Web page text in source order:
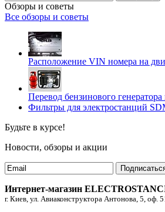
Обзоры и советы
Все обзоры и советы
Расположение VIN номера на
Перевод бензинового генератора
Фильтры для электростанций
Будьте в курсе!
Новости, обзоры и акции
Интернет-магазин
г. Киев, ул. Авиаконструктора Антонова, 5, оф.